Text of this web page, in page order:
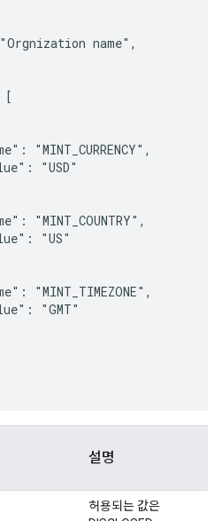
name",
[
"MINT_CURRENCY",
"USD"
"MINT_COUNTRY",
"US"
"MINT_TIMEZONE",
"GMT"
설명
허용되는 값은